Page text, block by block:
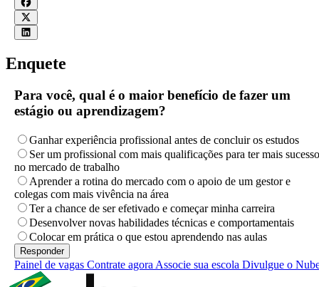
Enquete
Para você, qual é o maior benefício de fazer um
estágio ou aprendizagem?
Ganhar experiência profissional antes de concluir os estudos
Ser um profissional com mais qualificações para ter mais sucesso
no mercado de trabalho
Aprender a rotina do mercado com o apoio de um gestor e
colegas com mais vivência na área
Ter a chance de ser efetivado e começar minha carreira
Desenvolver novas habilidades técnicas e comportamentais
Colocar em prática o que estou aprendendo nas aulas
Painel de vagas Contrate agora Associe sua escola Divulgue o